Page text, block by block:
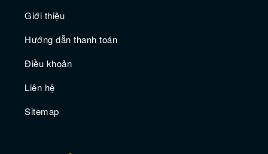
Giới thiệu
Hướng dẫn thanh toán
Điều khoản
Liên hệ
Sitemap